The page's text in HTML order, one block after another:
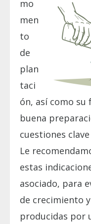
mo
men
to
de
plan
taci
ón, así como
buena
cuestiones
Le
estas
asociado, para
de crecimiento
producidas por